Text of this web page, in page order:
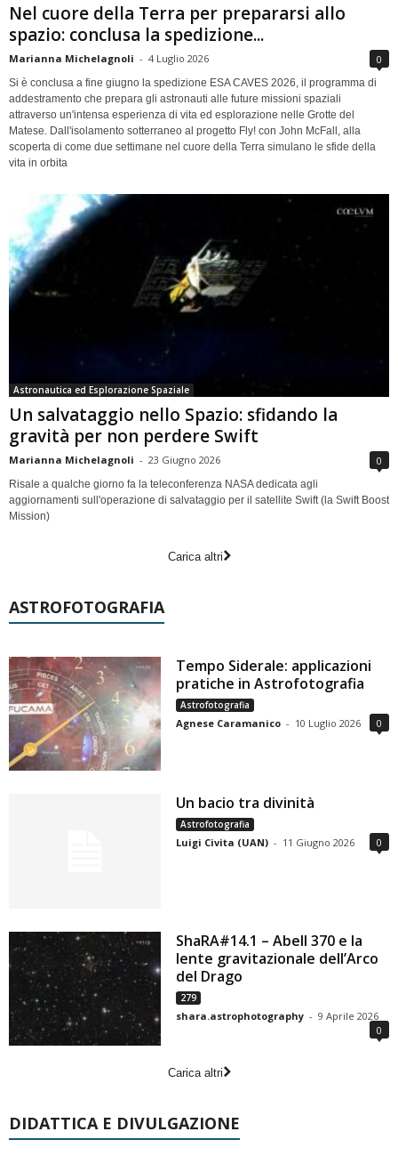
Nel cuore della Terra per prepararsi allo
spazio: conclusa la spedizione...
Marianna Michelagnoli - 4 Luglio 2026 0
Si è conclusa a fine giugno la spedizione ESA CAVES 2026, il programma di
addestramento che prepara gli astronauti alle future missioni spaziali
attraverso un'intensa esperienza di vita ed esplorazione nelle Grotte del
Matese. Dall'isolamento sotterraneo al progetto Fly! con John McFall, alla
scoperta di come due settimane nel cuore della Terra simulano le sfide della
vita in orbita
Astronautica ed Esplorazione Spaziale
Un salvataggio nello Spazio: sfidando la
gravità per non perdere Swift
Marianna Michelagnoli - 23 Giugno 2026 0
Risale a qualche giorno fa la teleconferenza NASA dedicata agli
aggiornamenti sull'operazione di salvataggio per il satellite Swift (la Swift Boost
Mission)
Carica altri
ASTROFOTOGRAFIA
Tempo Siderale: applicazioni
pratiche in Astrofotografia
Astrofotografia
Agnese Caramanico - 10 Luglio 2026 0
Un bacio tra divinità
Astrofotografia
Luigi Civita (UAN) - 11 Giugno 2026 0
ShaRA#14.1 – Abell 370 e la
lente gravitazionale dell’Arco
del Drago
279
shara.astrophotography - 9 Aprile 2026
0
Carica altri
DIDATTICA E DIVULGAZIONE